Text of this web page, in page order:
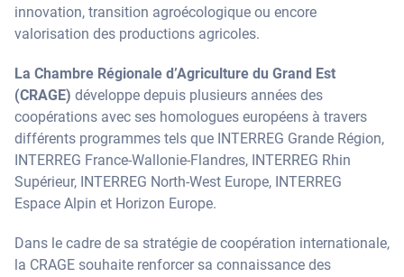
innovation, transition agroécologique ou encore
valorisation des productions agricoles.
La Chambre Régionale d’Agriculture du Grand Est
(CRAGE) développe depuis plusieurs années des
coopérations avec ses homologues européens à travers
différents programmes tels que INTERREG Grande Région,
INTERREG France-Wallonie-Flandres, INTERREG Rhin
Supérieur, INTERREG North-West Europe, INTERREG
Espace Alpin et Horizon Europe.
Dans le cadre de sa stratégie de coopération internationale,
la CRAGE souhaite renforcer sa connaissance des